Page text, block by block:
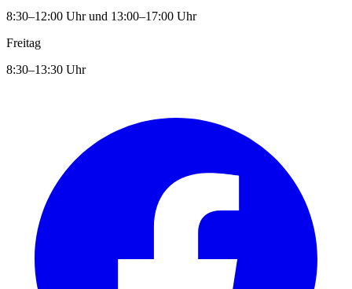
8:30–12:00 Uhr und 13:00–17:00 Uhr
Freitag
8:30–13:30 Uhr